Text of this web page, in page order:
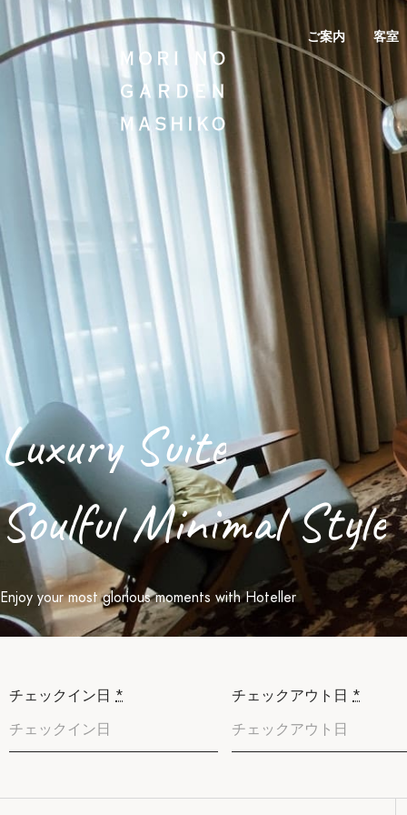
ご案内 客室
Luxury Suite
Soulful Minimal Style
Enjoy your most glorious moments with Hoteller
チェックイン日 * チェックアウト日 *